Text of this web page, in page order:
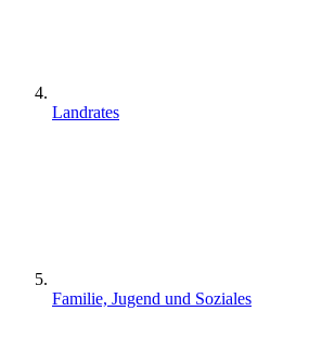
Landrates
Familie, Jugend und Soziales